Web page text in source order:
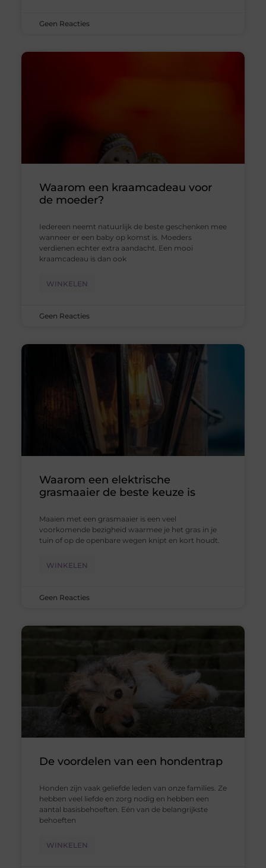
Geen Reacties
Waarom een ​​kraamcadeau voor
de moeder?
Iedereen neemt natuurlijk de beste geschenken mee
wanneer er een baby op komst is. Moeders
verdienen echter extra aandacht. Een mooi
kraamcadeau is dan ook
WINKELEN
Geen Reacties
Waarom een elektrische
grasmaaier de beste keuze is
Maaien met een grasmaaier is een veel
voorkomende bezigheid waarmee je het gras in je
tuin of op de openbare wegen knipt en kort houdt.
WINKELEN
Geen Reacties
De voordelen van een hondentrap
Honden zijn vaak geliefde leden van onze families. Ze
hebben veel liefde en zorg nodig en hebben een
aantal basisbehoeften. Eén van de belangrijkste
behoeften
WINKELEN